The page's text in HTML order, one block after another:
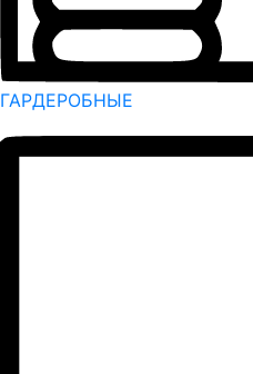
ГАРДЕРОБНЫЕ